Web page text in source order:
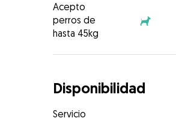
Acepto
perros de
hasta 45kg
Disponibilidad
Servicio